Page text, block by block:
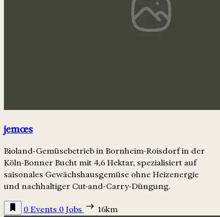
jemœs
Bioland-Gemüsebetrieb in Bornheim-Roisdorf in der
Köln-Bonner Bucht mit 4,6 Hektar, spezialisiert auf
saisonales Gewächshausgemüse ohne Heizenergie
und nachhaltiger Cut-and-Carry-Düngung.
0 Events 0 Jobs 16km